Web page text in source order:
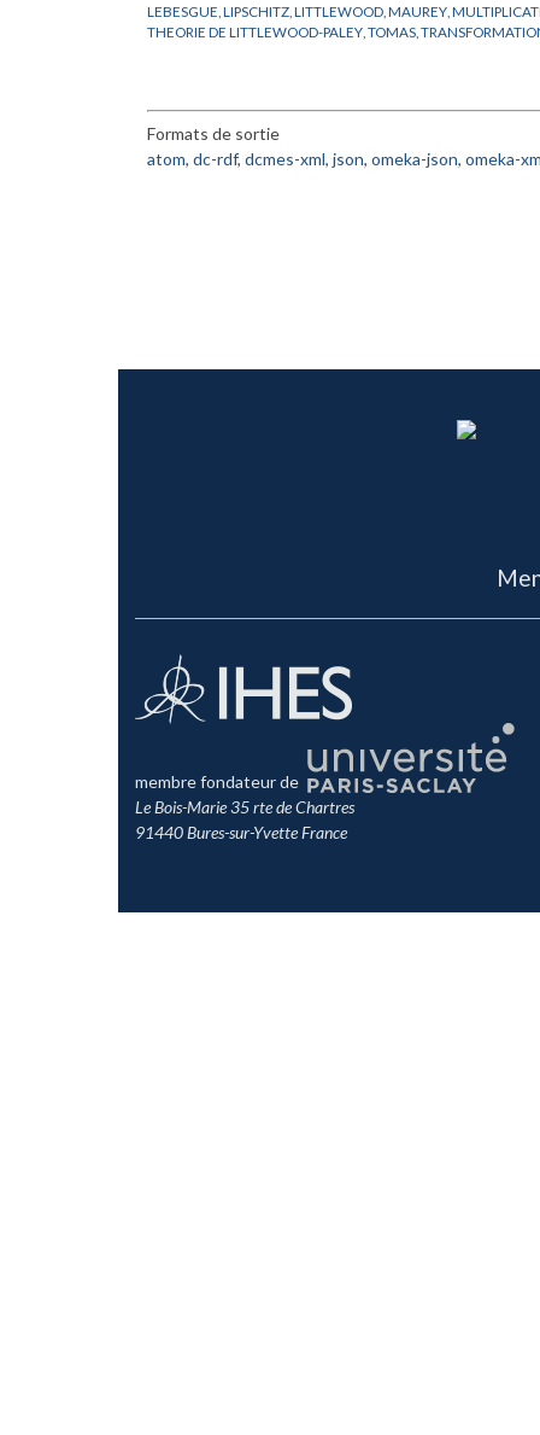
LEBESGUE LIPSCHITZ LITTLEWOOD MAUREY
THEORIE DE LITTLEWOOD-PALEY TOMAS
Formats de sortie
atom, dc-rdf, dcmes-xml, json, omeka-json, omeka-
membre fondateur de
Le Bois-Marie 35 rte de Chartres
91440 Bures-sur-Yvette France